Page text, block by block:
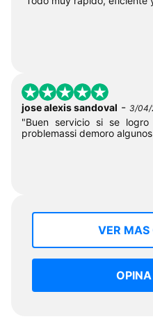
jose alexis sandoval - 3/04/
"Buen servicio si se
problemassi demoro
VER MAS